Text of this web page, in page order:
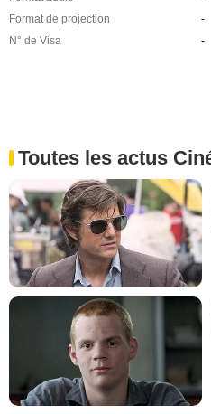
Format de projection
-
N° de Visa
-
Toutes les actus